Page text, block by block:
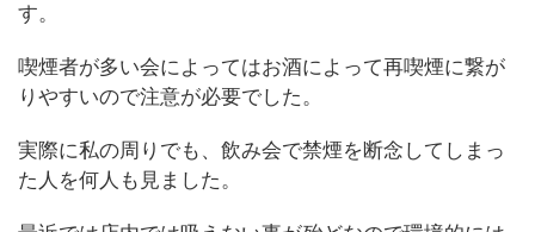
す。
喫煙者が多い会によってはお酒によって再喫煙に繋が
りやすいので注意が必要でした。
実際に私の周りでも、飲み会で禁煙を断念してしまっ
た人を何人も見ました。